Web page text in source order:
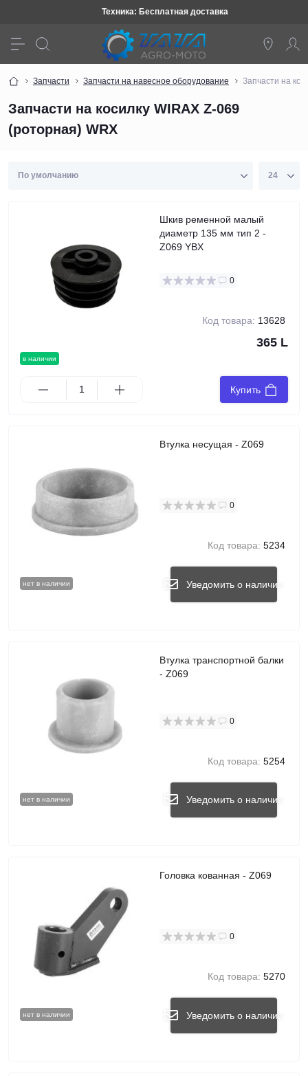
Техника: Бесплатная доставка
Запчасти Запчасти на навесное оборудование Запчасти на
Запчасти на косилку WIRAX Z-069
(роторная) WRX
в наличии
Шкив ременной малый
диаметр 135 мм тип 2 -
Z069 YBX
0
Код товара: 13628
365 L
Купить
нет в наличии
Втулка несущая - Z069
0
Код товара: 5234
Уведомить о наличии
нет в наличии
Втулка транспортной балки
- Z069
0
Код товара: 5254
Уведомить о наличии
нет в наличии
Головка кованная - Z069
0
Код товара: 5270
Уведомить о наличии